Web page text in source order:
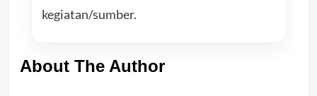
kegiatan/sumber.
About The Author